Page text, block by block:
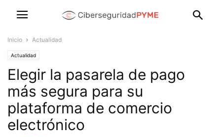
Inicio Actualidad
Actualidad
Elegir la pasarela de pago
más segura para su
plataforma de comercio
electrónico